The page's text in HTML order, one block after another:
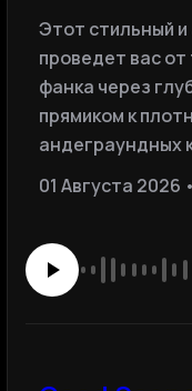
Этот стильный
проведет вас от
фанка через
прямиком к
андеграундных
01 Августа 2026 •